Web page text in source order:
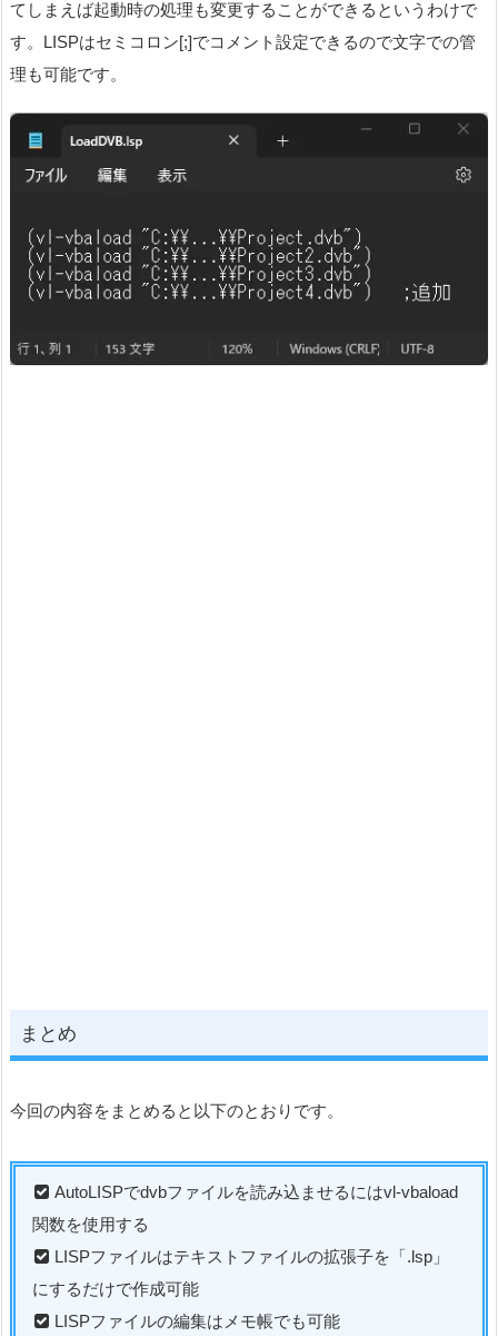
てしまえば起動時の処理も変更することができるというわけで
す。LISPはセミコロン[;]でコメント設定できるので文字での管
理も可能です。
まとめ
今回の内容をまとめると以下のとおりです。
AutoLISPでdvbファイルを読み込ませるにはvl-vbaload
関数を使用する
LISPファイルはテキストファイルの拡張子を「.lsp」
にするだけで作成可能
LISPファイルの編集はメモ帳でも可能